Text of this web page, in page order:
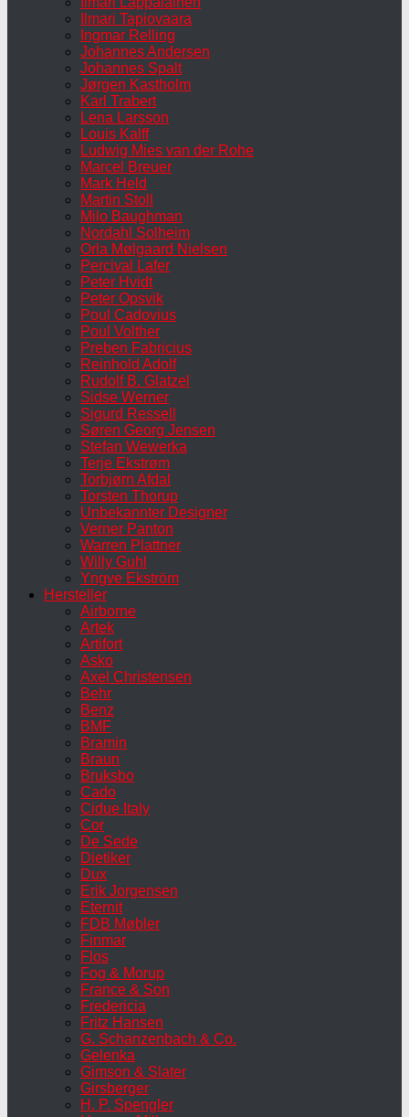
Ilmari Tapiovaara
Ingmar Relling
Johannes Andersen
Johannes Spalt
Jørgen Kastholm
Karl Trabert
Lena Larsson
Louis Kalff
Ludwig Mies van der Rohe
Marcel Breuer
Mark Held
Martin Stoll
Milo Baughman
Nordahl Solheim
Orla Mølgaard Nielsen
Percival Lafer
Peter Hvidt
Peter Opsvik
Poul Cadovius
Poul Volther
Preben Fabricius
Reinhold Adolf
Rudolf B. Glatzel
Sidse Werner
Sigurd Ressell
Søren Georg Jensen
Stefan Wewerka
Terje Ekstrøm
Torbjørn Afdal
Torsten Thorup
Unbekannter Designer
Verner Panton
Warren Plattner
Willy Guhl
Yngve Ekström
Hersteller
Airborne
Artek
Artifort
Asko
Axel Christensen
Behr
Benz
BMF
Bramin
Braun
Bruksbo
Cado
Cidue Italy
Cor
De Sede
Dietiker
Dux
Erik Jorgensen
Eternit
FDB Møbler
Finmar
Flos
Fog & Morup
France & Son
Fredericia
Fritz Hansen
G. Schanzenbach & Co.
Gelenka
Gimson & Slater
Girsberger
H. P. Spengler